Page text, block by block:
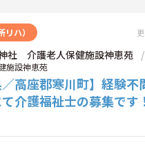
ハ）
社 介護老人保健施設神恵苑
施設神恵苑
／高座郡寒川町】経験
介護福祉士の募集です